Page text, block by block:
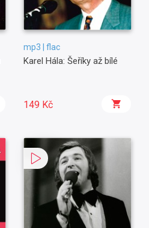
mp3 | flac
Karel Hála: Šeříky až bílé
149 Kč